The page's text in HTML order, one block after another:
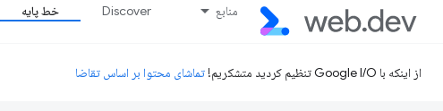
منابع Discover خط پایه
از اینکه با Google I/O تنظیم کردید متشکریم! تماشای محتوا بر اساس تقاضا